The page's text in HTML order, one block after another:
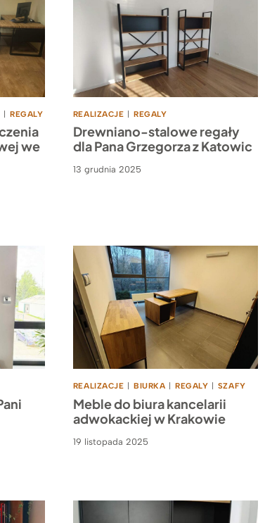
| REGALY
we
REALIZACJE | REGALY
Drewniano-stalowe regały
dla Pana Grzegorza z Katowic
13 grudnia 2025
REALIZACJE BIURKA REGALY SZAFY
Meble do biura kancelarii
adwokackiej w Krakowie
19 listopada 2025